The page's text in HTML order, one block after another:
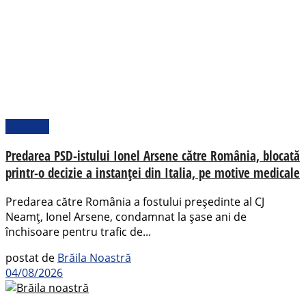
Predarea PSD-istului Ionel Arsene către România, blocată
printr-o decizie a instanței din Italia, pe motive medicale
Predarea către România a fostului președinte al CJ
Neamț, Ionel Arsene, condamnat la șase ani de
închisoare pentru trafic de...
postat de Brăila Noastră
04/08/2026